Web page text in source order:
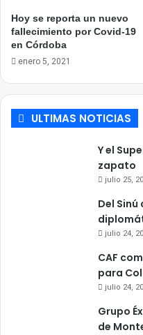
Hoy se reporta un nuevo
fallecimiento por Covid-19
en Córdoba
enero 5, 2021
ULTIMAS NOTICIAS
Y el
zapato
julio 25,
Del
julio 24,
CAF
para
julio 24,
Grupo
de